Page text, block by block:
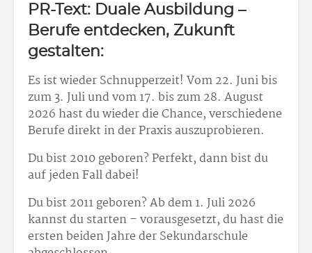
PR-Text: Duale Ausbildung –
Berufe entdecken, Zukunft
gestalten:
Es ist wieder Schnupperzeit! Vom 22. Juni bis
zum 3. Juli und vom 17. bis zum 28. August
2026 hast du wieder die Chance, verschiedene
Berufe direkt in der Praxis auszuprobieren.
Du bist 2010 geboren? Perfekt, dann bist du
auf jeden Fall dabei!
Du bist 2011 geboren? Ab dem 1. Juli 2026
kannst du starten – vorausgesetzt, du hast die
ersten beiden Jahre der Sekundarschule